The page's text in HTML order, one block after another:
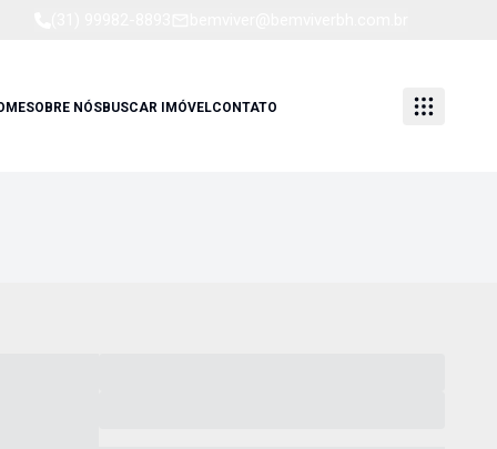
SOBRE NÓSBUSCAR IMÓVELCONTATO